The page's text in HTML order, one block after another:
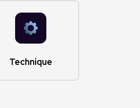
Technique